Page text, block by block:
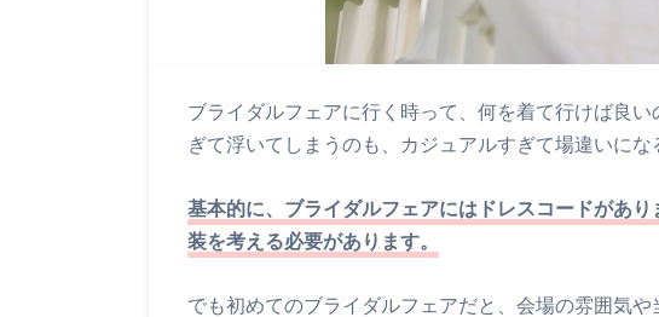
ブライダルフェアに行く時って、何を着て行けば良
ぎて浮いてしまうのも、カジュアルすぎて場違いにな
基本的に、ブライダルフェアにはドレスコードがあ
装を考える必要があります。
でも初めてのブライダルフェアだと、会場の雰囲気